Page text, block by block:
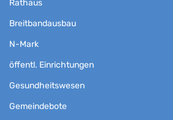
Rathaus
Breitbandausbau
N-Mark
öffentl. Einrichtungen
Gesundheitswesen
Gemeindebote